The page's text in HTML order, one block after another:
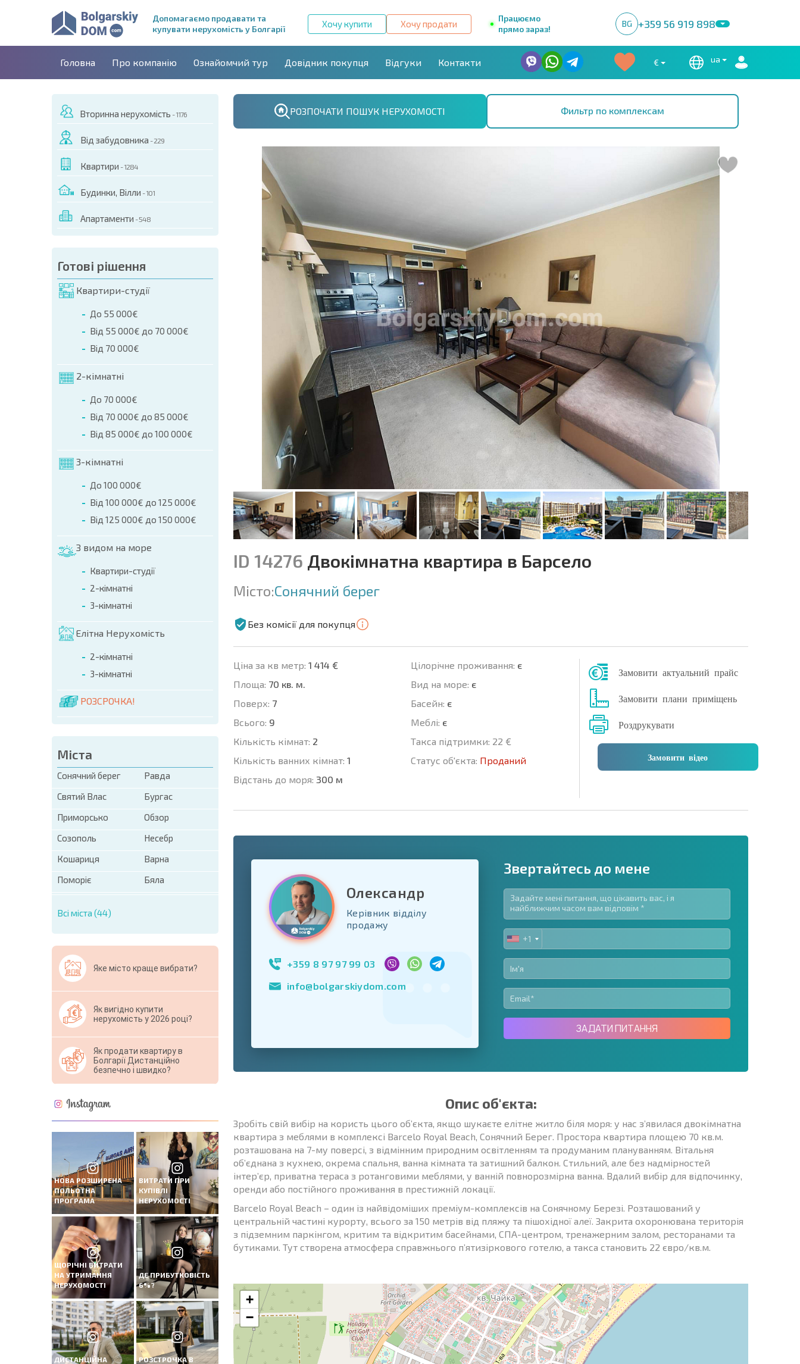
Допомагаємо продавати та
купувати нерухомість у Болгарії
Хочу купити Хочу продати
Працюємо
прямо зараз!
BG +359 56 919 898
Головна Про компанію Ознайомчий тур Довідник покупця Відгуки Контакти € ua
Вторинна нерухомість - 1176
Від забудовника - 229
Квартири - 1284
Будинки, Вілли - 101
Апартаменти - 548
Готові рішення
Квартири-студії
До 55 000€
Від 55 000€ до 70 000€
Від 70 000€
2-кімнатні
До 70 000€
Від 70 000€ до 85 000€
Від 85 000€ до 100 000€
3-кімнатні
До 100 000€
Від 100 000€ до 125 000€
Від 125 000€ до 150 000€
З видом на море
Квартири-студії
2-кімнатні
3-кімнатні
Елітна Нерухомість
2-кімнатні
3-кімнатні
РОЗСРОЧКА!
Міста
Сонячний берег
Равда
Святий Влас
Бургас
Приморсько
Обзор
Созополь
Несебр
Кошариця
Варна
Поморіє
Бяла
Всі міста (44)
Яке місто краще вибрати?
Як вигідно купити
нерухомість у 2026 році?
Як продати квартиру в
Болгарії Дистанційно
безпечно і швидко?
НОВА РОЗШИРЕНА
ПОЛЬОТНА
ПРОГРАМА
ВИТРАТИ ПРИ
КУПІВЛІ
НЕРУХОМОСТІ
ЩОРІЧНІ ВИТРАТИ
НА УТРИМАННЯ
НЕРУХОМОСТІ
ДЕ ПРИБУТКОВІСТЬ
6%?
ДИСТАНЦІЙНА
РОЗСТРОЧКА В
РОЗПОЧАТИ ПОШУК НЕРУХОМОСТІ Фильтр по комплексам
ЦЬОГО ОБ'ЄКТА
(Ім'я, E-mail, Телефон)
+359 8 9797 99 03
ID 14276 Двокімнатна квартира в Барсело
Місто:Сонячний берег
Без комісії для покупця
Ціна за кв метр: 1 414 €
Площа: 70 кв. м.
Поверх: 7
Всього: 9
Кількість кімнат: 2
Кількість ванних кімнат: 1
Відстань до моря: 300 м
Цілорічне проживання: є
Вид на море: є
Баcейн: є
Меблі: є
Такса підтримки: 22 €
Статус об'єкта: Проданий
Замовити актуальний прайс
Замовити плани приміщень
Роздрукувати
Замовити відео
United
+1
* Поля обов'язкові для заповнення
Свернуть форму
Підписатися на розсилку | Натискаючи кнопку, ви дозволяєте
використання своїх даних.
Надіслати повідомлення
Олександр
Керівник відділу
продажу
+359 8 97 97 99 03
info@bolgarskiydom.com
Звертайтесь до мене
UNITED
STATES
+1
+1
ЗАДАТИ ПИТАННЯ
Опис об'єкта:
Зробіть свій вибір на користь цього об’єкта, якщо шукаєте елітне житло біля моря: у нас з’явилася двокімнатна
квартира з меблями в комплексі Barcelo Royal Beach, Сонячний Берег. Простора квартира площею 70 кв.м.
розташована на 7-му поверсі, з відмінним природним освітленням та продуманим плануванням. Вітальня
об’єднана з кухнею, окрема спальня, ванна кімната та затишний балкон. Стильний, але без надмірностей
інтер’єр, приватна тераса з ротанговими меблями, у ванній повнорозмірна ванна. Вдалий вибір для відпочинку,
оренди або постійного проживання в престижній локації.
Barcelo Royal Beach – один із найвідоміших преміум-комплексів на Сонячному Березі. Розташований у
центральній частині курорту, всього за 150 метрів від пляжу та пішохідної алеї. Закрита охоронювана територія
з підземним паркінгом, критим та відкритим басейнами, СПА-центром, тренажерним залом, ресторанами та
бутиками. Тут створена атмосфера справжнього п’ятизіркового готелю, а такса становить 22 євро/кв.м.
+
−